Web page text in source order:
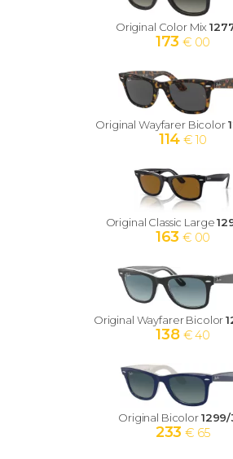
Original Color Mix
173 € 00
Original Wayfarer Bicolor
114 € 10
Original Classic Large
163 € 00
Original Wayfarer Bicolor
138 € 40
Original Bicolor1299/
233 € 65